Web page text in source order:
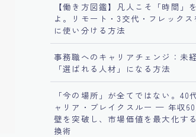
【働き方図鑑】凡人こそ「時間」
よ。リモート・3交代・フレックス
に使い分ける方法
事務職へのキャリアチェンジ：未
「選ばれる人材」になる方法
「今の場所」が全てではない。40
ャリア・ブレイクスルー — 年収
壁を突破し、市場価値を最大化す
換術